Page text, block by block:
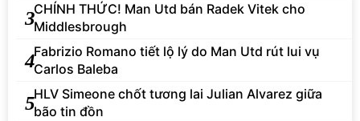
3CHÍNH THỨC! Man Utd bán Radek Vitek cho
Middlesbrough
4Fabrizio Romano tiết lộ lý do Man Utd rút lui vụ
Carlos Baleba
5HLV Simeone chốt tương lai Julian Alvarez giữa
bão tin đồn